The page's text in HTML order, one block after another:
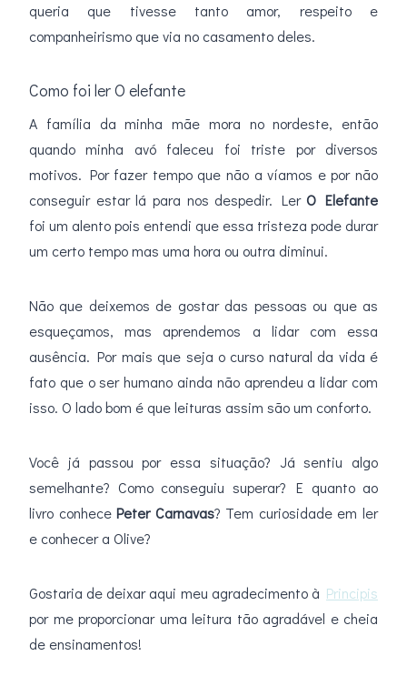
queria que tivesse tanto amor, respeito e
companheirismo que via no casamento deles.
Como foi ler O elefante
A família da minha mãe mora no nordeste, então
quando minha avó faleceu foi triste por diversos
motivos. Por fazer tempo que não a víamos e por não
conseguir estar lá para nos despedir. Ler O Elefante
foi um alento pois entendi que essa tristeza pode durar
um certo tempo mas uma hora ou outra diminui.
Não que deixemos de gostar das pessoas ou que as
esqueçamos, mas aprendemos a lidar com essa
ausência. Por mais que seja o curso natural da vida é
fato que o ser humano ainda não aprendeu a lidar com
isso. O lado bom é que leituras assim são um conforto.
Você já passou por essa situação? Já sentiu algo
semelhante? Como conseguiu superar? E quanto ao
livro conhecePeter Carnavas? Tem curiosidade em ler
e conhecer a Olive?
Gostaria de deixar aqui meu agradecimento à Principis
por me proporcionar uma leitura tão agradável e cheia
de ensinamentos!